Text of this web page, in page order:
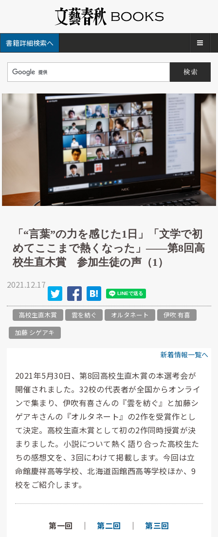
書籍詳細検索へ
「“言葉”の力を感じた1日」「文学で初
めてここまで熱くなった」――第8回高
校生直木賞 参加生徒の声（1）
2021.12.17
高校生直木賞 雲を紡ぐ オルタネート
伊吹 有喜
加藤 シゲアキ
新着情報一覧へ
2021年5月30日、第8回高校生直木賞の本選考会が
開催されました。32校の代表者が全国からオンライ
ンで集まり、伊吹有喜さんの『雲を紡ぐ』と加藤シ
ゲアキさんの『オルタネート』の2作を受賞作とし
て決定。高校生直木賞として初の2作同時授賞が決
まりました。小説について熱く語り合った高校生た
ちの感想文を、3回にわけて掲載します。今回は立
命館慶祥高等学校、北海道函館西高等学校ほか、9
校をご紹介します。
第一回 ｜第二回 ｜第三回